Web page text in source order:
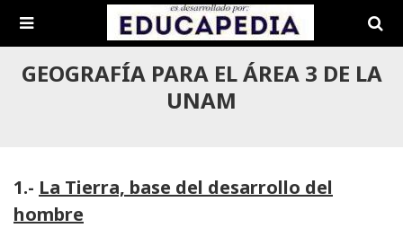
GEOGRAFÍA PARA EL ÁREA 3 DE LA
UNAM
1.- La Tierra, base del desarrollo del
hombre